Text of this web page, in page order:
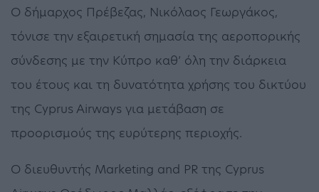
Ο δήμαρχος Πρέβεζας, Νικόλαος Γεωργάκος,
τόνισε την εξαιρετική σημασία της αεροπορικής
σύνδεσης με την Κύπρο καθ’ όλη την διάρκεια
του έτους και τη δυνατότητα χρήσης του δικτύου
της Cyprus Airways για μετάβαση σε
προορισμούς της ευρύτερης περιοχής.
Ο διευθυντής Marketing and PR της Cyprus